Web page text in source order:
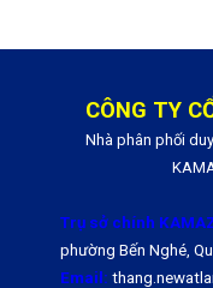
CÔNG TY
Nhà phân phối
Trụ sở chính
phường Bến Nghé,
Email: